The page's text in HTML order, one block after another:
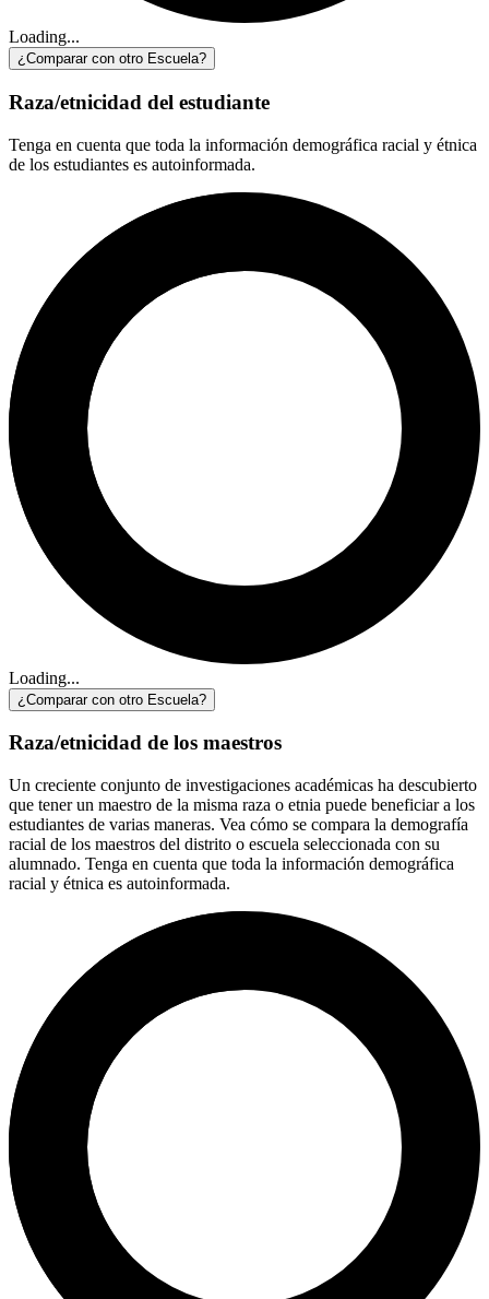
Loading...
¿Comparar con otro Escuela?
Raza/etnicidad del estudiante
Tenga en cuenta que toda la información demográfica racial y étnica
de los estudiantes es autoinformada.
Loading...
¿Comparar con otro Escuela?
Raza/etnicidad de los maestros
Un creciente conjunto de investigaciones académicas ha descubierto
que tener un maestro de la misma raza o etnia puede beneficiar a los
estudiantes de varias maneras. Vea cómo se compara la demografía
racial de los maestros del distrito o escuela seleccionada con su
alumnado. Tenga en cuenta que toda la información demográfica
racial y étnica es autoinformada.